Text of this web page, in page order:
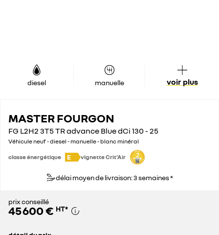
diesel manuelle voir plus
MASTER FOURGON
FG L2H2 3T5 TR advance Blue dCi 130 - 25
Véhicule neuf - diesel - manuelle - blanc minéral
classe énergétique E vignette Crit'Air
délai moyen de livraison: 3 semaines *
prix conseillé
45 600 € HT*